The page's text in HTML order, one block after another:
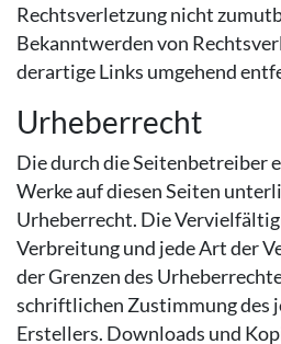
Rechtsverletzung nicht
Bekanntwerden von
derartige Links umgehend
Urheberrecht
Die durch die Seitenbetreiber
Werke auf diesen Seiten
Urheberrecht. Die
Verbreitung und jede Art der
der Grenzen des
schriftlichen Zustimmung des
Erstellers. Downloads und